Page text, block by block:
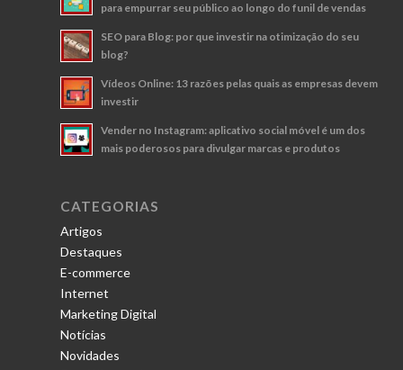
para empurrar seu público ao longo do funil de vendas
SEO para Blog: por que investir na otimização do seu
blog?
Vídeos Online: 13 razões pelas quais as empresas devem
investir
Vender no Instagram: aplicativo social móvel é um dos
mais poderosos para divulgar marcas e produtos
CATEGORIAS
Artigos
Destaques
E-commerce
Internet
Marketing Digital
Notícias
Novidades